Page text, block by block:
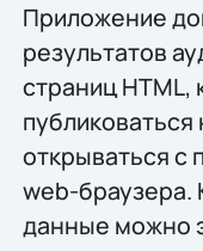
Приложение
результатов
страниц HTML,
открываться с
web-браузера.
данные можно